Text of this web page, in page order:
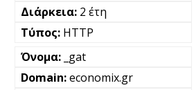
2 έτη
HTTP
_gat
economix.gr